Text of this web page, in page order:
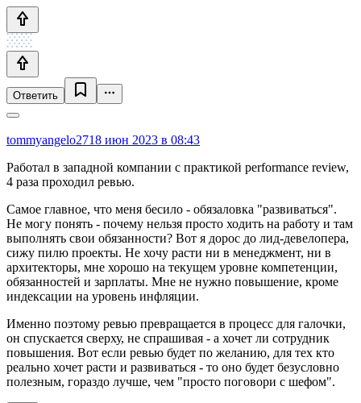
Ответить
tommyangelo2718 июн 2023 в 08:43
Работал в западной компании с практикой performance review,
4 раза проходил ревью.
Самое главное, что меня бесило - обязаловка "развиваться".
Не могу понять - почему нельзя просто ходить на работу и там
выполнять свои обязанности? Вот я дорос до лид-девелопера,
сижу пилю проекты. Не хочу расти ни в менеджмент, ни в
архитекторы, мне хорошо на текущем уровне компетенции,
обязанностей и зарплаты. Мне не нужно повышение, кроме
индексации на уровень инфляции.
Именно поэтому ревью превращается в процесс для галочки,
он спускается сверху, не спрашивая - а хочет ли сотрудник
повышения. Вот если ревью будет по желанию, для тех кто
реально хочет расти и развиваться - то оно будет безусловно
полезным, гораздо лучше, чем "просто поговори с шефом".